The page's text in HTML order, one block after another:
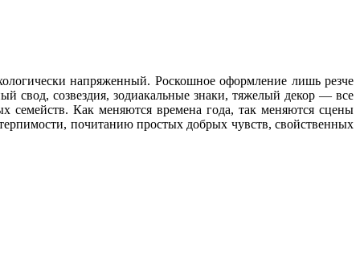
напряженный. Роскошное оформление лишь резче
свод, созвездия, зодиакальные знаки, тяжелый декор — все
Как меняются времена года, так меняются сцены
почитанию простых добрых чувств, свойственных